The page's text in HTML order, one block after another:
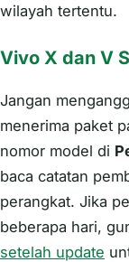
wilayah tertentu.
Vivo X dan V
Jangan
menerima paket
nomor model di
baca catatan
perangkat. Jika
beberapa hari,
setelah update